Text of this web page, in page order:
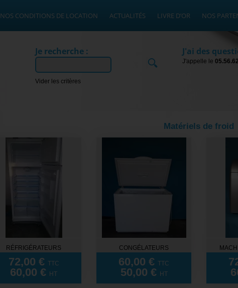
NOS CONDITIONS DE LOCATION ACTUALITÉS LIVRE D’OR NOS
Je recherche :
Ok
Vider les critères
J'ai des
J'appelle le
Matériels de froid
RÉFRIGÉRATEURS
72,00 € TTC
60,00 € HT
CONGÉLATEURS
60,00 €TTC
50,00 € HT